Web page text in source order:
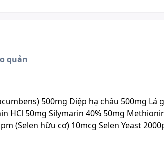
quản
500mg Diệp hạ châu 500mg Lá
HCl 50mg Silymarin 40% 50mg
(Selen hữu cơ) 10mcg Selen Yeast